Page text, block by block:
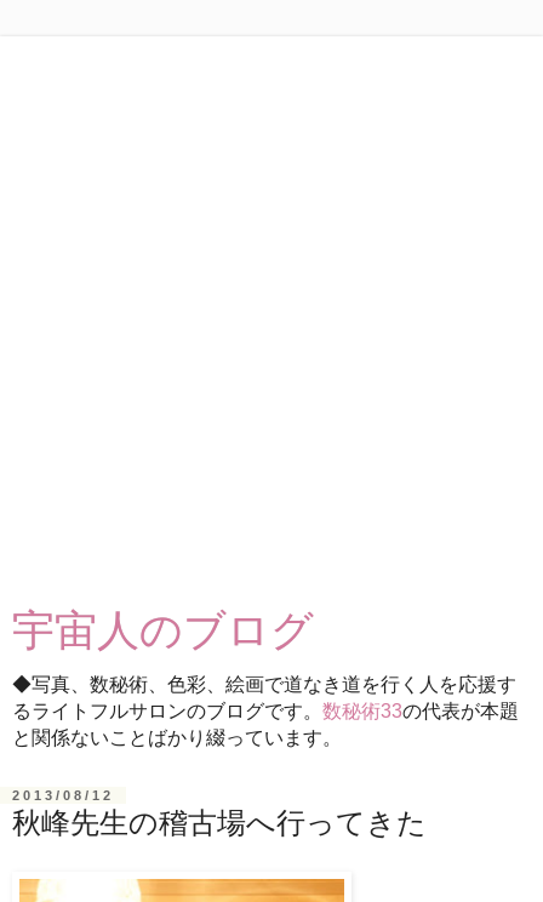
宇宙人のブログ
◆写真、数秘術、色彩、絵画で道なき道を行く人を応援す
るライトフルサロンのブログです。 数秘術33の代表が本題
と関係ないことばかり綴っています。
2013/08/12
秋峰先生の稽古場へ行ってきた